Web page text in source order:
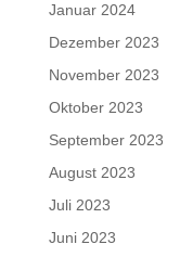
Januar 2024
Dezember 2023
November 2023
Oktober 2023
September 2023
August 2023
Juli 2023
Juni 2023